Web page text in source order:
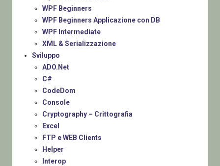
WPF Beginners
WPF Beginners Applicazione con DB
WPF Intermediate
XML & Serializzazione
Sviluppo
ADO.Net
C#
CodeDom
Console
Cryptography – Crittografia
Excel
FTP e WEB Clients
Helper
Interop